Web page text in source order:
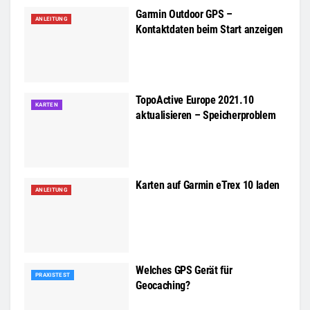
ANLEITUNG
Garmin Outdoor GPS –
Kontaktdaten beim Start anzeigen
KARTEN
TopoActive Europe 2021.10
aktualisieren – Speicherproblem
ANLEITUNG Karten auf Garmin eTrex 10 laden
PRAXISTEST
Welches GPS Gerät für
Geocaching?